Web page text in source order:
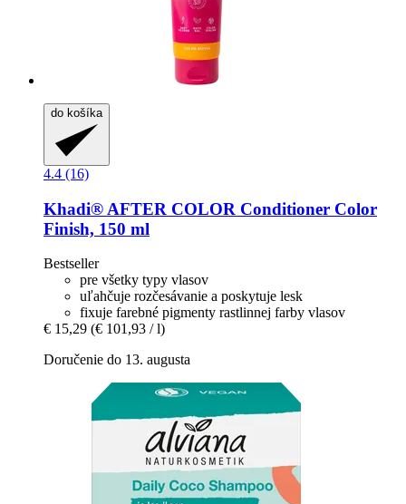
do košíka
4.4 (16)
Khadi® AFTER COLOR Conditioner Color
Finish, 150 ml
Bestseller
pre všetky typy vlasov
uľahčuje rozčesávanie a poskytuje lesk
fixuje farebné pigmenty rastlinnej farby vlasov
€ 15,29 (€ 101,93 / l)
Doručenie do 13. augusta